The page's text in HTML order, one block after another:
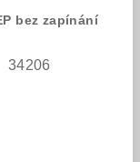
bez zapínání
34206